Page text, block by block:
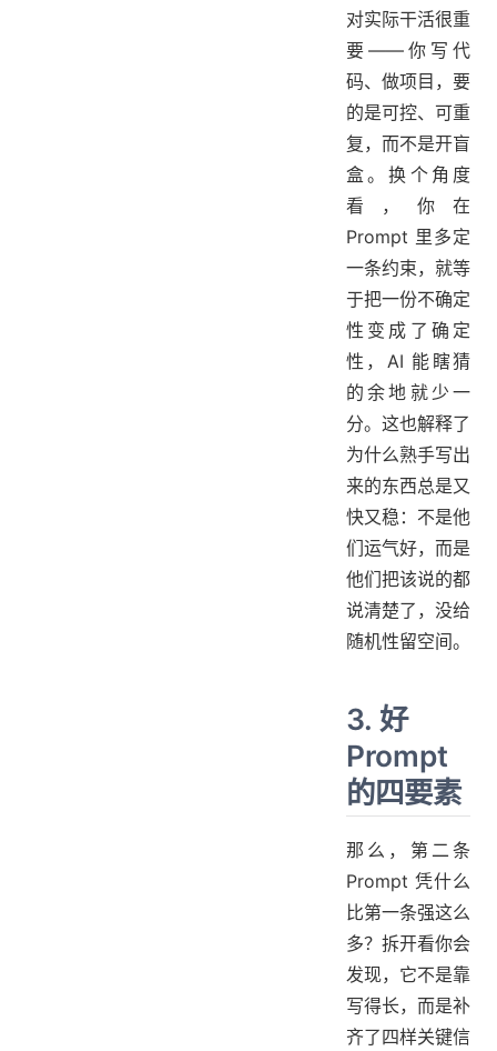
对实际干活很重
要——你写代
码、做项目，要
的是可控、可重
复，而不是开盲
盒。换个角度
看，你在
Prompt 里多定
一条约束，就等
于把一份不确定
性变成了确定
性，AI 能瞎猜
的余地就少一
分。这也解释了
为什么熟手写出
来的东西总是又
快又稳：不是他
们运气好，而是
他们把该说的都
说清楚了，没给
随机性留空间。
3. 好
Prompt
的四要素
那么，第二条
Prompt 凭什么
比第一条强这么
多？拆开看你会
发现，它不是靠
写得长，而是补
齐了四样关键信